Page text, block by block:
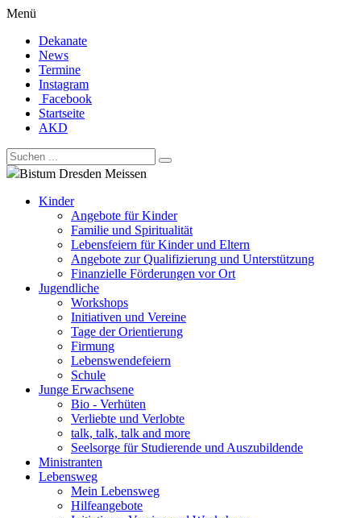
Menü
Dekanate
News
Termine
Instagram
Facebook
Startseite
AKD
Bistum Dresden Meissen
Kinder
Angebote für Kinder
Familie und Spiritualität
Lebensfeiern für Kinder und Eltern
Angebote zur Qualifizierung und Unterstützung
Finanzielle Förderungen vor Ort
Jugendliche
Workshops
Initiativen und Vereine
Tage der Orientierung
Firmung
Lebenswendefeiern
Schule
Junge Erwachsene
Bio - Verhüten
Verliebte und Verlobte
talk, talk, talk and more
Seelsorge für Studierende und Auszubildende
Ministranten
Lebensweg
Mein Lebensweg
Hilfeangebote